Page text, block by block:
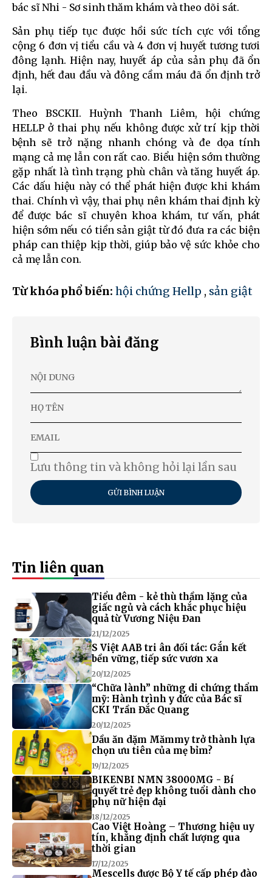
bác sĩ Nhi - Sơ sinh thăm khám và theo dõi sát.
Sản phụ tiếp tục được hồi sức tích cực với tổng
cộng 6 đơn vị tiểu cầu và 4 đơn vị huyết tương tươi
đông lạnh. Hiện nay, huyết áp của sản phụ đã ổn
định, hết đau đầu và đông cầm máu đã ổn định trở
lại.
Theo BSCKII. Huỳnh Thanh Liêm, hội chứng
HELLP ở thai phụ nếu không được xử trí kịp thời
bệnh sẽ trở nặng nhanh chóng và đe dọa tính
mạng cả mẹ lẫn con rất cao. Biểu hiện sớm thường
gặp nhất là tình trạng phù chân và tăng huyết áp.
Các dấu hiệu này có thể phát hiện được khi khám
thai. Chính vì vậy, thai phụ nên khám thai định kỳ
để được bác sĩ chuyên khoa khám, tư vấn, phát
hiện sớm nếu có tiền sản giật từ đó đưa ra các biện
pháp can thiệp kịp thời, giúp bảo vệ sức khỏe cho
cả mẹ lẫn con.
Từ khóa phổ biến: hội chứng Hellp , sản giật
Bình luận bài đăng
Lưu thông tin và không hỏi lại lần sau
GỬI BÌNH LUẬN
Tin liên quan
Tiểu đêm - kẻ thù thầm lặng của
giấc ngủ và cách khắc phục hiệu
quả từ Vương Niệu Đan
21/12/2025
S Việt AAB tri ân đối tác: Gắn kết
bền vững, tiếp sức vươn xa
20/12/2025
“Chữa lành” những di chứng thẩm
mỹ: Hành trình y đức của Bác sĩ
CKI Trần Đắc Quang
20/12/2025
Dầu ăn dặm Mămmy trở thành lựa
chọn ưu tiên của mẹ bỉm?
19/12/2025
BIKENBI NMN 38000MG - Bí
quyết trẻ đẹp không tuổi dành cho
phụ nữ hiện đại
18/12/2025
Cao Việt Hoàng – Thương hiệu uy
tín, khẳng định chất lượng qua
thời gian
17/12/2025
Mescells được Bộ Y tế cấp phép đào